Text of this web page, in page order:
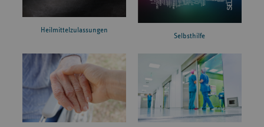
Heilmittelzulassungen
Selbsthilfe